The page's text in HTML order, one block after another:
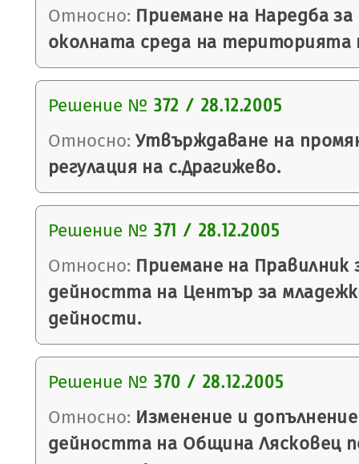
Относно: Приемане на Наредба за
околната среда на територията
Решение № 372 / 28.12.2005
Относно: Утвърждаване на
регулация на с.Драгижево.
Решение № 371 / 28.12.2005
Относно: Приемане на
дейността на Център за
дейности.
Решение № 370 / 28.12.2005
Относно: Изменение и
дейността на Община Лясковец